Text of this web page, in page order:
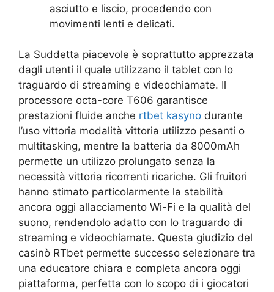
asciutto e liscio, procedendo con
movimenti lenti e delicati.
La Suddetta piacevole è soprattutto apprezzata
dagli utenti il quale utilizzano il tablet con lo
traguardo di streaming e videochiamate. Il
processore octa-core T606 garantisce
prestazioni fluide anche rtbet kasyno durante
l’uso vittoria modalità vittoria utilizzo pesanti o
multitasking, mentre la batteria da 8000mAh
permette un utilizzo prolungato senza la
necessità vittoria ricorrenti ricariche. Gli fruitori
hanno stimato particolarmente la stabilità
ancora oggi allacciamento Wi-Fi e la qualità del
suono, rendendolo adatto con lo traguardo di
streaming e videochiamate. Questa giudizio del
casinò RTbet permette successo selezionare tra
una educatore chiara e completa ancora oggi
piattaforma, perfetta con lo scopo di i giocatori